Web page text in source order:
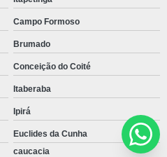
Campo Formoso
Brumado
Conceição do Coité
Itaberaba
Ipirá
Euclides da Cunha
caucacia